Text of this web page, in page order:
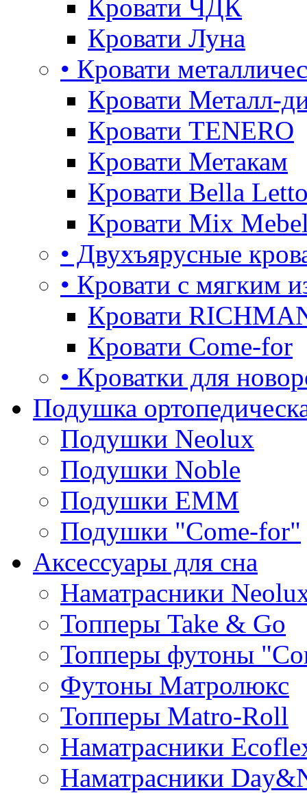
Кровати ЧДК
Кровати Луна
• Кровати
Кровати Металл-
Кровати TENERO
Кровати Метакам
Кровати Bella
Кровати Mix
• Двухъярусные
• Кровати с мягким
Кровати
Кровати Come-for
• Кроватки для
Подушка
Подушки Neolux
Подушки Noble
Подушки ЕММ
Подушки "Come-for"
Аксессуары для сна
Наматрасники
Топперы Take & Go
Топперы футоны
Футоны Матролюкс
Топперы Matro-Roll
Наматрасники
Наматрасники